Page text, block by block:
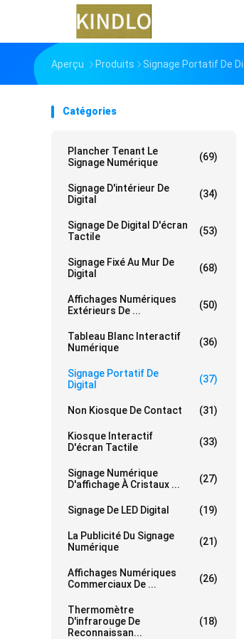
Aperçu Produits Signage Portatif De
Catégories
Plancher Tenant Le
Signage Numérique
(69)
Signage D'intérieur De
Digital
(34)
Signage De Digital D'écran
Tactile
(53)
Signage Fixé Au Mur De
Digital
(68)
Affichages Numériques
Extérieurs De ...
(50)
Tableau Blanc Interactif
Numérique
(36)
Signage Portatif De
Digital
(37)
Non Kiosque De Contact (31)
Kiosque Interactif
D'écran Tactile
(33)
Signage Numérique
D'affichage À Cristaux ...
(27)
Signage De LED Digital (19)
La Publicité Du Signage
Numérique
(21)
Affichages Numériques
Commerciaux De ...
(26)
Thermomètre
D'infrarouge De
Reconnaissan...
(18)